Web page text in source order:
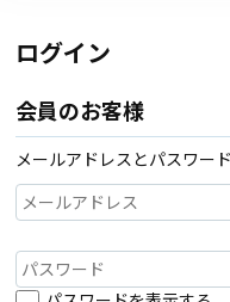
ログイン
会員のお客様
メールアドレスとパスワー